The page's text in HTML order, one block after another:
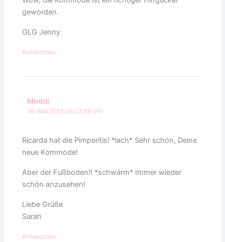
geworden.
GLG Jenny
Antworten
Muddi
30. Mai 2013 um 12:38 Uhr
Ricarda hat die Pimperitis! *lach* Sehr schön, Deine
neue Kommode!
Aber der Fußboden!! *schwärm* Immer wieder
schön anzusehen!
Liebe Grüße
Sarah
Antworten